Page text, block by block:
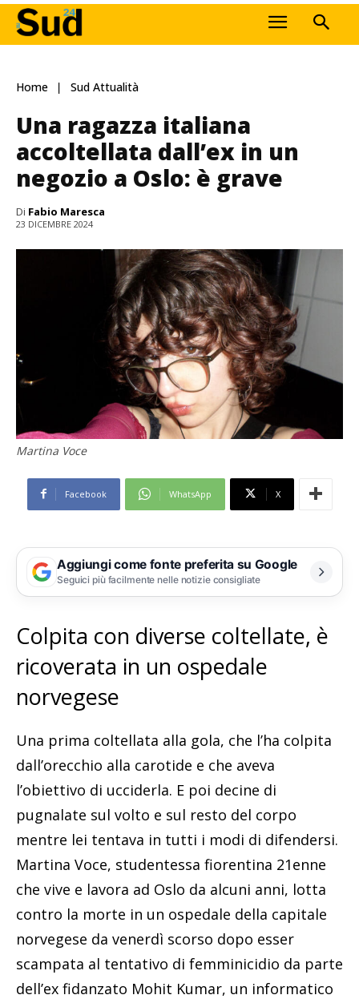
Home Sud Attualità
Una ragazza italiana
accoltellata dall’ex in un
negozio a Oslo: è grave
Di Fabio Maresca
23 DICEMBRE 2024
Martina Voce
Facebook WhatsApp X
Aggiungi come fonte preferita su Google
Seguici più facilmente nelle notizie consigliate
Colpita con diverse coltellate, è
ricoverata in un ospedale
norvegese
Una prima coltellata alla gola, che l’ha colpita
dall’orecchio alla carotide e che aveva
l’obiettivo di ucciderla. E poi decine di
pugnalate sul volto e sul resto del corpo
mentre lei tentava in tutti i modi di difendersi.
Martina Voce, studentessa fiorentina 21enne
che vive e lavora ad Oslo da alcuni anni, lotta
contro la morte in un ospedale della capitale
norvegese da venerdì scorso dopo esser
scampata al tentativo di femminicidio da parte
dell’ex fidanzato Mohit Kumar, un informatico